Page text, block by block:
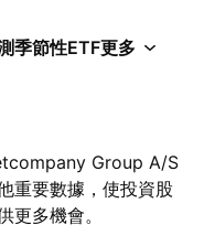
季節性ETF更多
Group A/S
重要數據，使投資股
更多機會。